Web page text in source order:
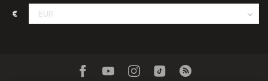
€